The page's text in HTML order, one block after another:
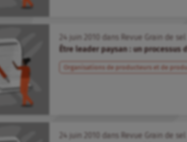
24 juin dans
Revue Grain de sel
Être leader paysan : un
Organisations de producteurs et de
24 juin dans
Revue Grain de sel